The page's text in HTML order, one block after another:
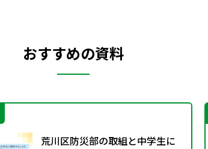
おすすめの資料
荒川区防災部の取組と中学生に